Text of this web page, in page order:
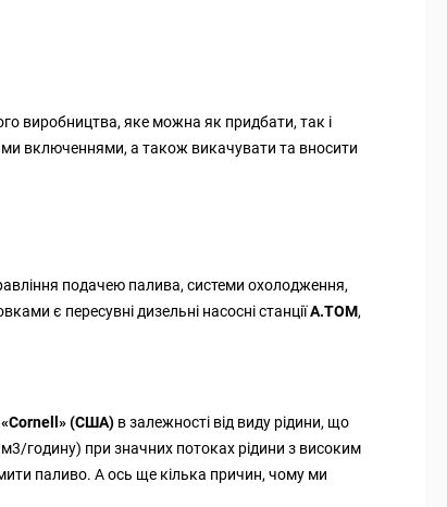
виробництва, яке можна як придбати, так і
включеннями, а також викачувати та вносити
подачею палива, системи охолодження,
є пересувні дизельні насосні станціїA.TOM,
«Cornell» (США) в залежності від виду рідини, що
м3/годину) при значних потоках рідини з високим
паливо. А ось ще кілька причин, чому ми